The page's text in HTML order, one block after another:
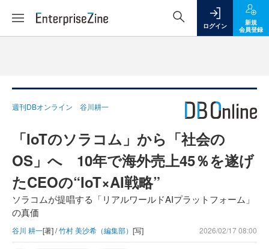
ログイン
新規
会員登録
週刊DBオンライン 谷川耕一
「IoTのソラコム」から「社会の
OS」へ 10年で海外売上45％を遂げ
たCEOの“IoT×AI戦略”
ソラコムが提唱する「リアルワールドAIプラットフォーム」
の真価
谷川 耕一[著] /竹村 美沙希（編集部） [写] 2026/02/17 08:00